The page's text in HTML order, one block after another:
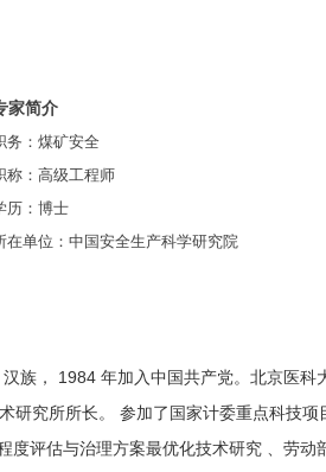
家简介
务：煤矿安全
称：高级工程师
历：博士
在单位：中国安全生产科学研究院
族， 1984 年加入中国共产党。北京医
研究所所长。 参加了国家计委重点科技
度评估与治理方案最优化技术研究 、劳